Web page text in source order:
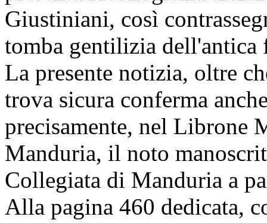
Giustiniani, così
tomba gentilizia dell'antica
La presente notizia, oltre
trova sicura conferma
precisamente, nel Librone
Manduria, il noto
Collegiata di Manduria a
Alla pagina 460 dedicata,